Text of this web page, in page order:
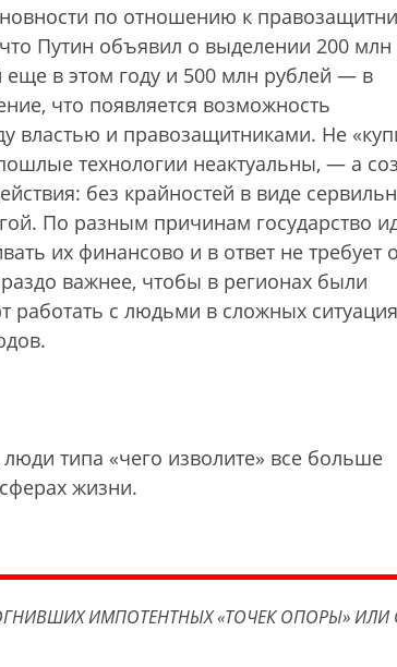
по отношению к
Путин объявил о выделении 200 млн
в этом году и 500 млн рублей — в
что появляется возможность
властью и правозащитниками. Не
технологии неактуальны, — а
без крайностей в виде
По разным причинам государство
их финансово и в ответ не требует
важнее, чтобы в регионах были
с людьми в сложных
типа «чего изволите» все больше
жизни.
ИМПОТЕНТНЫХ «ТОЧЕК ОПОРЫ» ИЛИ